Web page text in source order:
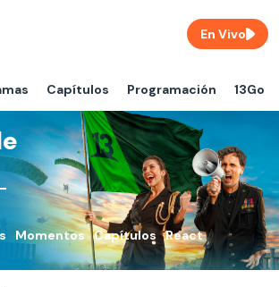
Capítulos Programación 13Go
En Vivo
Momentos Capítulos React